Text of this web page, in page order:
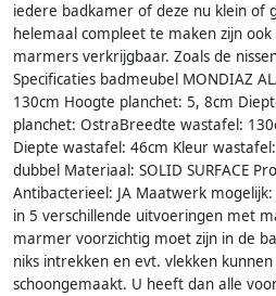
iedere badkamer of deze nu klein of
helemaal compleet te maken zijn ook
marmers verkrijgbaar. Zoals de
Specificaties badmeubel MONDIAZ
130cm Hoogte planchet: 5, 8cm
planchet: OstraBreedte wastafel:
Diepte wastafel: 46cm Kleur
dubbel Materiaal: SOLID SURFACE
Antibacterieel: JA Maatwerk mogelijk:
in 5 verschillende uitvoeringen met
marmer voorzichtig moet zijn in de
niks intrekken en evt. vlekken
schoongemaakt. U heeft dan alle